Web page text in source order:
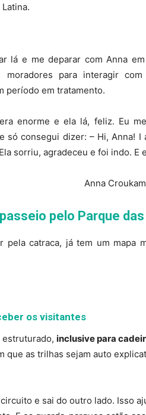
lá e me deparar com Anna
moradores para interagir
período em tratamento.
enorme e ela lá, feliz. Eu
só consegui dizer: – Hi, Anna!
sorriu, agradeceu e foi indo. E
pelo Parque
pela catraca, já tem um mapa
os visitantes
estruturado, inclusive para
que as trilhas sejam auto
e sai do outro lado. Isso